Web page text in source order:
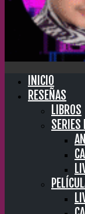
INICIO
RESEÑAS
LIBROS
SERIES